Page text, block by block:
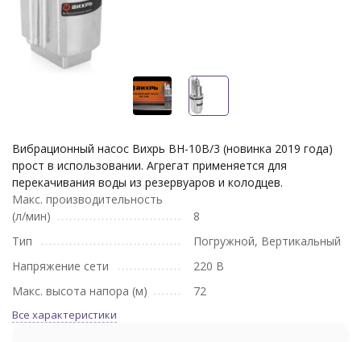
Вибрационный насос Вихрь ВН-10В/3 (новинка 2019 года)
прост в использовании. Агрегат применяется для
перекачивания воды из резервуаров и колодцев.
Макс. производительность
(л/мин)
8
Тип
Погружной, Вертикальный
Напряжение сети
220 В
Макс. высота напора (м)
72
Все характеристики